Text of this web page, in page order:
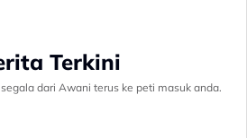
Terkini
dari Awani terus ke peti masuk anda.